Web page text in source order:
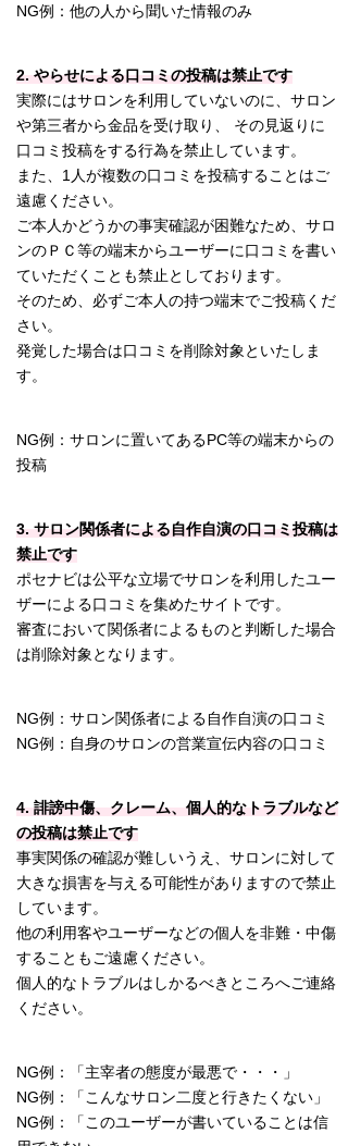
NG例：他の人から聞いた情報のみ
2. やらせによる口コミの投稿は禁止です
実際にはサロンを利用していないのに、サロン
や第三者から金品を受け取り、 その見返りに
口コミ投稿をする行為を禁止しています。
また、1人が複数の口コミを投稿することはご
遠慮ください。
ご本人かどうかの事実確認が困難なため、サロ
ンのＰＣ等の端末からユーザーに口コミを書い
ていただくことも禁止としております。
そのため、必ずご本人の持つ端末でご投稿くだ
さい。
発覚した場合は口コミを削除対象といたしま
す。
NG例：サロンに置いてあるPC等の端末からの
投稿
3. サロン関係者による自作自演の口コミ投稿は
禁止です
ポセナビは公平な立場でサロンを利用したユー
ザーによる口コミを集めたサイトです。
審査において関係者によるものと判断した場合
は削除対象となります。
NG例：サロン関係者による自作自演の口コミ
NG例：自身のサロンの営業宣伝内容の口コミ
4. 誹謗中傷、クレーム、個人的なトラブルなど
の投稿は禁止です
事実関係の確認が難しいうえ、サロンに対して
大きな損害を与える可能性がありますので禁止
しています。
他の利用客やユーザーなどの個人を非難・中傷
することもご遠慮ください。
個人的なトラブルはしかるべきところへご連絡
ください。
NG例：「主宰者の態度が最悪で・・・」
NG例：「こんなサロン二度と行きたくない」
NG例：「このユーザーが書いていることは信